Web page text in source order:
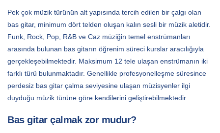
Pek çok müzik türünün alt yapısında tercih edilen bir çalgı olan
bas gitar, minimum dört telden oluşan kalın sesli bir müzik aletidir.
Funk, Rock, Pop, R&B ve Caz müziğin temel enstrümanları
arasında bulunan bas gitarın öğrenim süreci kurslar aracılığıyla
gerçekleşebilmektedir. Maksimum 12 tele ulaşan enstrümanın iki
farklı türü bulunmaktadır. Genellikle profesyonelleşme süresince
perdesiz bas gitar çalma seviyesine ulaşan müzisyenler ilgi
duyduğu müzik türüne göre kendilerini geliştirebilmektedir.
Bas gitar çalmak zor mudur?